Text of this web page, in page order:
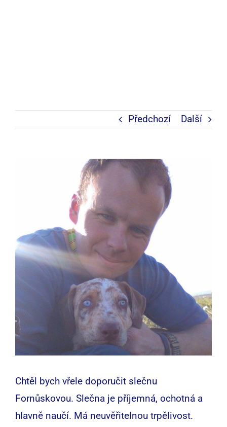
Předchozí Další
Chtěl bych vřele doporučit slečnu
Fornůskovou. Slečna je příjemná, ochotná a
hlavně naučí. Má neuvěřitelnou trpělivost.